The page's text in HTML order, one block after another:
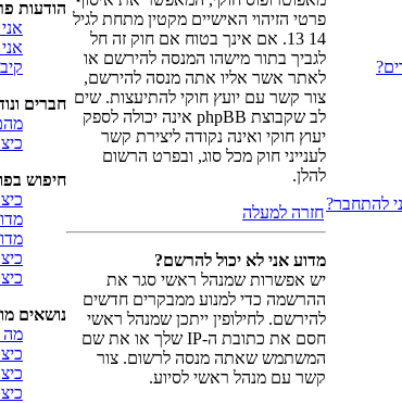
להתחבר?
הודעות
חברים
חיפוש
נושאים
מה
פרטי הזיהוי האישיים מקטין מתחת לגיל
14 13. אם אינך בטוח אם חוק זה חל
לגביך בתור מישהו המנסה להירשם או
לאתר אשר אליו אתה מנסה להירשם,
צור קשר עם יועץ חוקי להתיעצות. שים
לב שקבוצת phpBB אינה יכולה לספק
יעוץ חוקי ואינה נקודה ליצירת קשר
לענייני חוק מכל סוג, ובפרט הרשום
להלן.
חזרה למעלה
מדוע אני לא יכול להרשם?
יש אפשרות שמנהל ראשי סגר את
ההרשמה כדי למנוע ממבקרים חדשים
להירשם. לחילופין ייתכן שמנהל ראשי
חסם את כתובת ה-IP שלך או את שם
המשתמש שאתה מנסה לרשום. צור
קשר עם מנהל ראשי לסיוע.